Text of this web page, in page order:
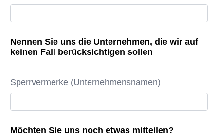
Nennen Sie uns die Unternehmen, die wir auf
keinen Fall berücksichtigen sollen
Sperrvermerke (Unternehmensnamen)
Möchten Sie uns noch etwas mitteilen?